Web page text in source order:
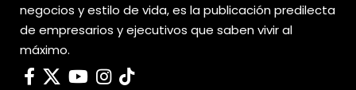
negocios y estilo de vida, es la publicación predilecta
de empresarios y ejecutivos que saben vivir al
máximo.